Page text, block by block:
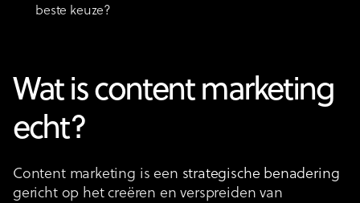
beste keuze?
Wat is content marketing
echt?
Content marketing is een strategische benadering
gericht op het creëren en verspreiden van